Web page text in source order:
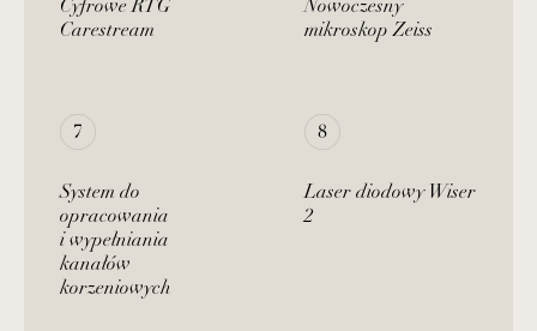
Cyfrowe RTG
Carestream
Nowoczesny
mikroskop Zeiss
System do
opracowania
i wypełniania
kanałów
korzeniowych
Laser diodowy Wiser
2